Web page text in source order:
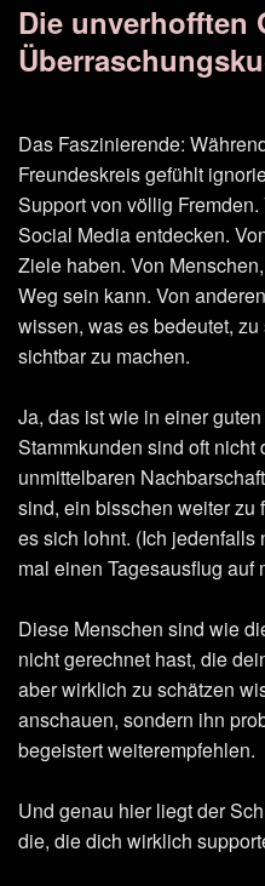
Die unverhofften
Das Faszinierende:
Freundeskreis gefühlt
Support von völlig
Social Media entdecken.
Ziele haben. Von
Weg sein kann. Von
wissen, was es bedeutet,
sichtbar zu machen.
Ja, das ist wie in einer
Stammkunden sind oft nicht
unmittelbaren
sind, ein bisschen weiter zu
es sich lohnt. (Ich jedenfalls
mal einen Tagesausflug auf
Diese Menschen sind wie
nicht gerechnet hast, die
aber wirklich zu schätzen
anschauen, sondern ihn
begeistert weiterempfehlen.
Und genau hier liegt der
die, die dich wirklich